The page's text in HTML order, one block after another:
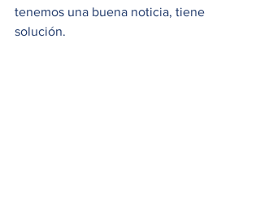
tenemos una buena noticia, tiene
solución.